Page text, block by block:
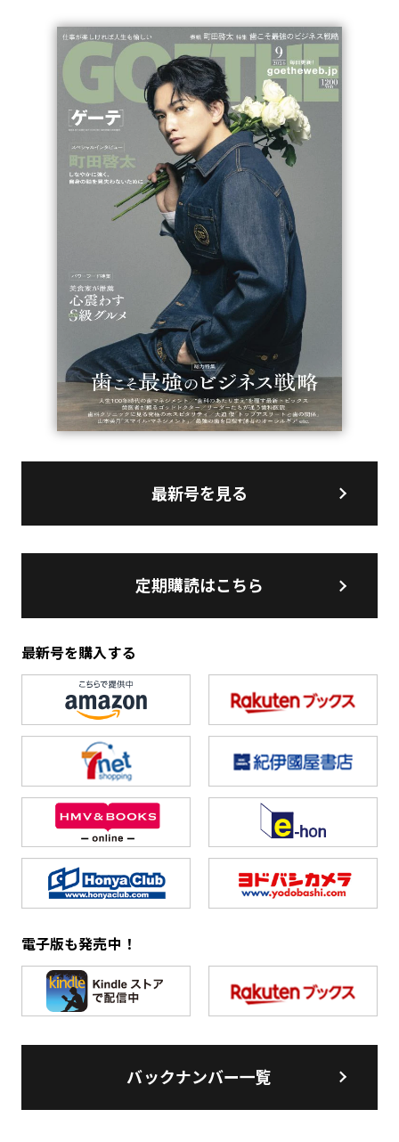
最新号を見る
定期購読はこちら
最新号を購入する
電子版も発売中！
バックナンバー一覧